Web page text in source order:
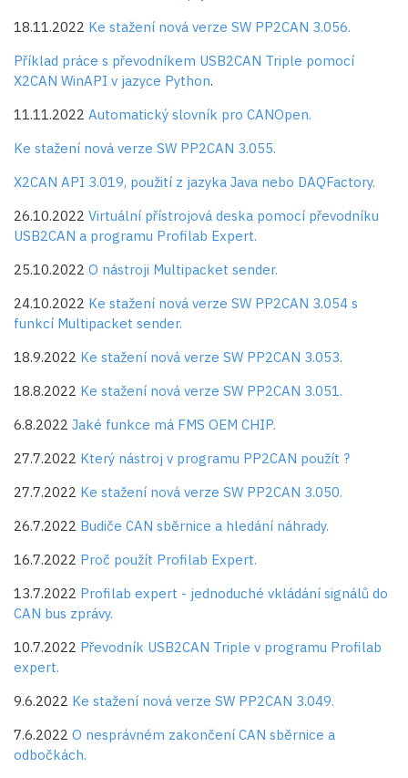
18.11.2022 Ke stažení nová verze SW PP2CAN 3.056.
Příklad práce s převodníkem USB2CAN Triple pomocí
X2CAN WinAPI v jazyce Python.
11.11.2022 Automatický slovník pro CANOpen.
Ke stažení nová verze SW PP2CAN 3.055.
X2CAN API 3.019, použití z jazyka Java nebo DAQFactory.
26.10.2022 Virtuální přístrojová deska pomocí převodníku
USB2CAN a programu Profilab Expert.
25.10.2022 O nástroji Multipacket sender.
24.10.2022 Ke stažení nová verze SW PP2CAN 3.054 s
funkcí Multipacket sender.
18.9.2022 Ke stažení nová verze SW PP2CAN 3.053.
18.8.2022 Ke stažení nová verze SW PP2CAN 3.051.
6.8.2022 Jaké funkce má FMS OEM CHIP.
27.7.2022 Který nástroj v programu PP2CAN použít ?
27.7.2022 Ke stažení nová verze SW PP2CAN 3.050.
26.7.2022 Budiče CAN sběrnice a hledání náhrady.
16.7.2022 Proč použít Profilab Expert.
13.7.2022 Profilab expert - jednoduché vkládání signálů do
CAN bus zprávy.
10.7.2022 Převodník USB2CAN Triple v programu Profilab
expert.
9.6.2022 Ke stažení nová verze SW PP2CAN 3.049.
7.6.2022 O nesprávném zakončení CAN sběrnice a
odbočkách.